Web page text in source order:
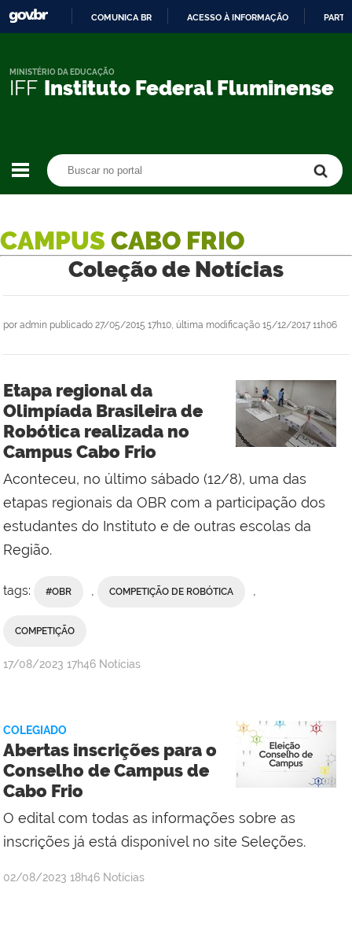
CONTEÚDO
COMUNICA BR ACESSO À INFORMAÇÃO
IFF Instituto Federal Fluminense
MINISTÉRIO DA EDUCAÇÃO
CAMPUS CABO FRIO
Coleção de Notícias
por admin publicado 27/05/2015 17h10, última modificação 15/12/2017 11h06
Etapa regional da
Olimpíada Brasileira de
Robótica realizada no
Campus Cabo Frio
Aconteceu, no último sábado (12/8), uma das
etapas regionais da OBR com a participação dos
estudantes do Instituto e de outras escolas da
Região.
tags: #OBR , COMPETIÇÃO DE ROBÓTICA ,
COMPETIÇÃO
por
publicado
17/08/2023 17h46 Notícias
COLEGIADO
Abertas inscrições para o
Conselho de Campus de
Cabo Frio
O edital com todas as informações sobre as
inscrições já está disponível no site Seleções.
por
publicado
02/08/2023 18h46 Notícias